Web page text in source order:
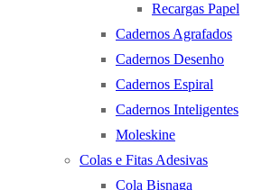
Recargas Papel
Cadernos Agrafados
Cadernos Desenho
Cadernos Espiral
Cadernos Inteligentes
Moleskine
Colas e Fitas Adesivas
Cola Bisnaga